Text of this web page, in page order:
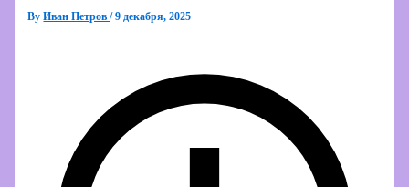
ByИван Петров/9 декабря, 2025